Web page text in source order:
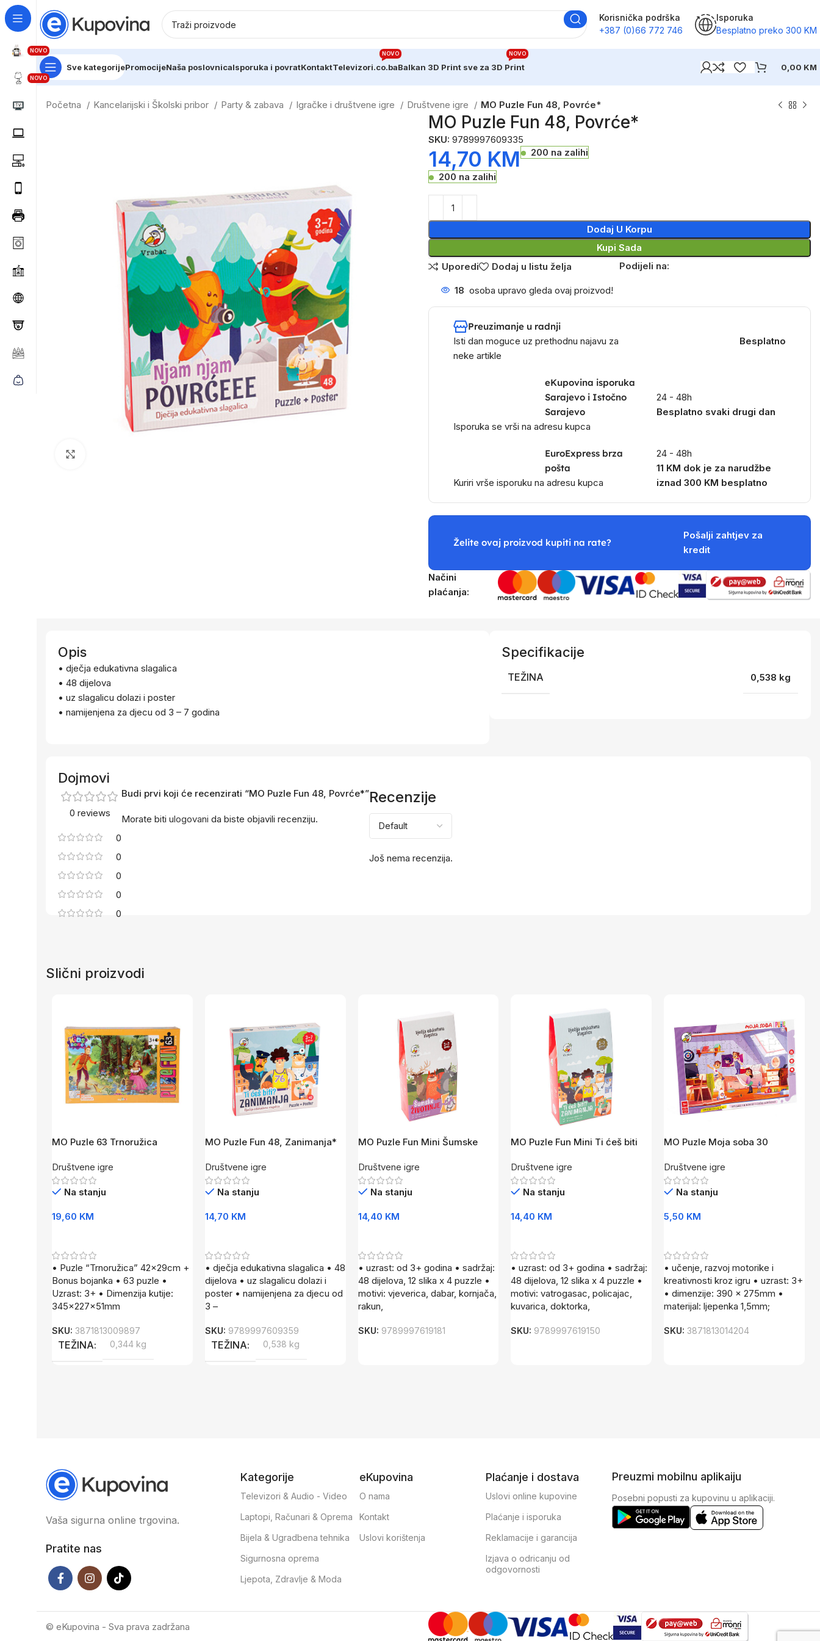
NOVO
NOVO
Korisnička podrška
+387 (0)66 772 746
Isporuka
Besplatno preko 300 KM
Sve kategorijePromocijeNaša poslovnicaIsporuka i povratKontaktTelevizori.co.ba
NOVO
Balkan 3D Print sve za 3D Print
NOVO
0,00 KM
Početna Kancelarijski i Školski pribor Party & zabava Igračke i društvene igre Društvene igre MO Puzle Fun 48, Povrće*
MO Puzle Fun 48, Povrće*
SKU: 9789997609335
14,70 KM 200 na zalihi
200 na zalihi
Dodaj U Korpu
Kupi Sada
Uporedi
Dodaj u listu želja Podijeli na:
18 osoba upravo gleda ovaj proizvod!
Preuzimanje u radnji
Isti dan moguce uz prethodnu najavu za
neke artikle
Besplatno
eKupovina isporuka
Sarajevo i Istočno
Sarajevo
Isporuka se vrši na adresu kupca
24 - 48h
Besplatno svaki drugi dan
EuroExpress brza
pošta
Kuriri vrše isporuku na adresu kupca
24 - 48h
11 KM dok je za narudžbe
iznad 300 KM besplatno
Želite ovaj proizvod kupiti na rate?
Pošalji zahtjev za
kredit
Načini
plaćanja:
Opis
• dječja edukativna slagalica
• 48 dijelova
• uz slagalicu dolazi i poster
• namijenjena za djecu od 3 – 7 godina
Specifikacije
TEŽINA 0,538 kg
Dojmovi
0 reviews
0
0
0
0
0
Recenzije
Još nema recenzija.
Budi prvi koji će recenzirati “MO Puzle Fun 48, Povrće*”
Morate biti ulogovani da biste objavili recenziju.
Slični proizvodi
MO Puzle 63 Trnoružica
Društvene igre
Na stanju
19,60 KM
• Puzle “Trnoružica” 42x29cm +
Bonus bojanka • 63 puzle •
Uzrast: 3+ • Dimenzija kutije:
345x227x51mm
SKU: 3871813009897
TEŽINA 0,344 kg
MO Puzle Fun 48, Zanimanja*
Društvene igre
Na stanju
14,70 KM
• dječja edukativna slagalica • 48
dijelova • uz slagalicu dolazi i
poster • namijenjena za djecu od
3 –
SKU: 9789997609359
TEŽINA 0,538 kg
MO Puzle Fun Mini Šumske
Društvene igre
Na stanju
14,40 KM
• uzrast: od 3+ godina • sadržaj:
48 dijelova, 12 slika x 4 puzzle •
motivi: vjeverica, dabar, kornjača,
rakun,
SKU: 9789997619181
MO Puzle Fun Mini Ti ćeš biti
Društvene igre
Na stanju
14,40 KM
• uzrast: od 3+ godina • sadržaj:
48 dijelova, 12 slika x 4 puzzle •
motivi: vatrogasac, policajac,
kuvarica, doktorka,
SKU: 9789997619150
MO Puzle Moja soba 30
Društvene igre
Na stanju
5,50 KM
• učenje, razvoj motorike i
kreativnosti kroz igru • uzrast: 3+
• dimenzije: 390 x 275mm •
materijal: ljepenka 1,5mm;
SKU:3871813014204
Vaša sigurna online trgovina.
Pratite nas
Kategorije
Televizori & Audio - Video
Laptopi, Računari & Oprema
Bijela & Ugradbena tehnika
Sigurnosna oprema
Ljepota, Zdravlje & Moda
eKupovina
O nama
Kontakt
Uslovi korištenja
Plaćanje i dostava
Uslovi online kupovine
Plaćanje i isporuka
Reklamacije i garancija
Izjava o odricanju od
odgovornosti
Preuzmi mobilnu aplikaiju
Posebni popusti za kupovinu u aplikaciji.
© eKupovina - Sva prava zadržana